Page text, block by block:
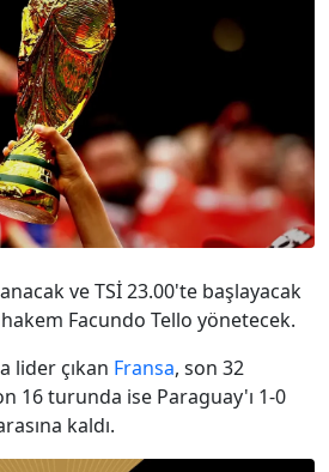
ve TSİ 23.00'te başlayacak
Facundo Tello yönetecek.
lider çıkan Fransa, son 32
16 turunda ise Paraguay'ı 1-0
kaldı.